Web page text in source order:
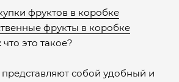
фруктов в коробке
фрукты в коробке
это такое?
собой удобный и